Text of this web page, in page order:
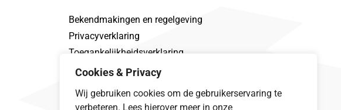
Cookies & Privacy
Wij gebruiken cookies om de gebruikerservaring te
verbeteren. Lees hierover meer in onze
Bekendmakingen en regelgeving
Privacyverklaring
Toegankelijkheidsverklaring
Proclaimer